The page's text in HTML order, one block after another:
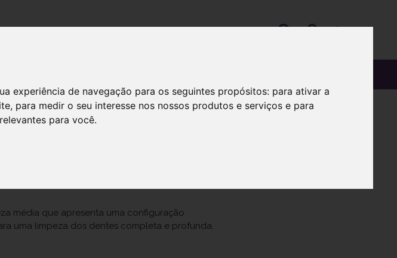
experiência de navegação para os seguintes propósitos: para ativar a
, para medir o seu interesse nos nossos produtos e serviços e para
para você.
Diffusion Med
média que apresenta uma configuração
uma limpeza dos dentes completa e profunda.